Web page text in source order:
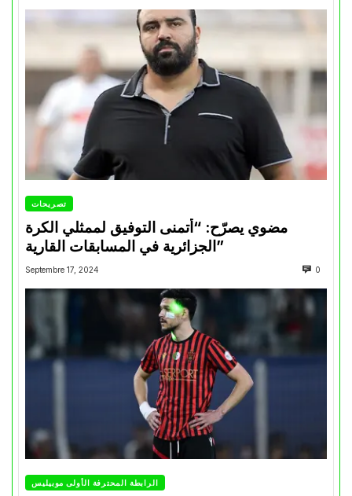
تصريحات
مضوي يصرّح: “أتمنى التوفيق لممثلي الكرة
الجزائرية في المسابقات القارية”
Septembre 17, 2024 0
الرابطة المحترفة الأولى موبيليس